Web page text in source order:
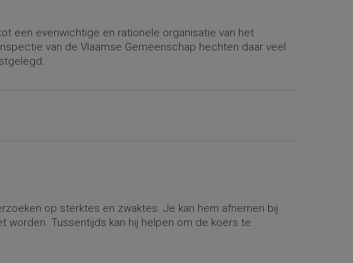
een evenwichtige en rationele organisatie van het
van de Vlaamse Gemeenschap hechten daar veel
op sterktes en zwaktes. Je kan hem afnemen bij
Tussentijds kan hij helpen om de koers te